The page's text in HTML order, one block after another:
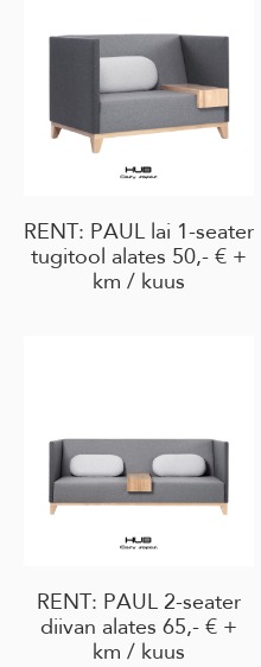
RENT: PAUL lai 1-seater
tugitool alates 50,- € +
km / kuus
RENT: PAUL 2-seater
diivan alates 65,- € +
km / kuus